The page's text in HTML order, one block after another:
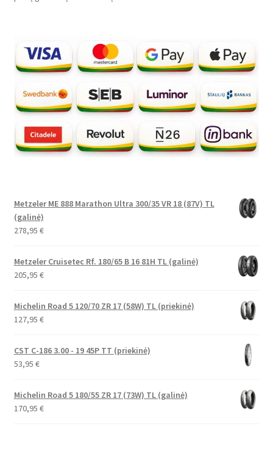
Metzeler ME 888 Marathon Ultra 300/35 VR 18 (87V) TL
(galinė)
278,95 €
Metzeler Cruisetec Rf. 180/65 B 16 81H TL (galinė)
205,95 €
Michelin Road 5 120/70 ZR 17 (58W) TL (priekinė)
127,95 €
CST C-186 3.00 - 19 45P TT (priekinė)
53,95 €
Michelin Road 5 180/55 ZR 17 (73W) TL (galinė)
170,95 €